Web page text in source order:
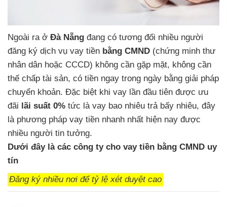
Ngoài raở Đà Nẵng đang có tương đối nhiều người
đăng ký dịch vụ vay tiền bằng CMND (chứng minh thư
nhân dân hoặc CCCD) không cần gặp mặt, không cần
thế chấp tài sản, có tiền ngay trong ngày bằng giải pháp
chuyển khoản. Đặc biệt khi vay lần đầu tiên được ưu
đãi lãi suất 0% tức là vay bao nhiêu trả bấy nhiêu, đây
là phương pháp vay tiền nhanh nhất hiện nay được
nhiều người tin tưởng.
Dưới đây làcác công ty cho vay tiền bằng CMND uy
tín
Đăng ký nhiều nơi để tỷ lệ xét duyệt cao